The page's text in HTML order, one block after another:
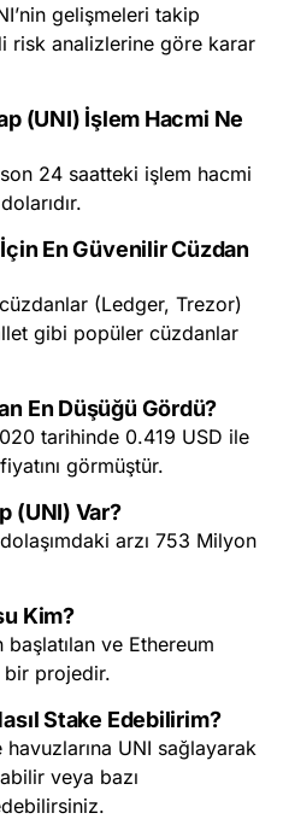
gelişmeleri takip
risk analizlerine göre karar
(UNI) İşlem Hacmi Ne
24 saatteki işlem hacmi
En Güvenilir Cüzdan
(Ledger, Trezor)
gibi popüler cüzdanlar
En Düşüğü Gördü?
tarihinde 0.419 USD ile
görmüştür.
(UNI) Var?
arzı 753 Milyon
Kim?
ve Ethereum
bir projedir.
Stake Edebilirim?
UNI sağlayarak
veya bazı